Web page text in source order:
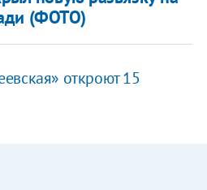
(ФОТО)
откроют 15